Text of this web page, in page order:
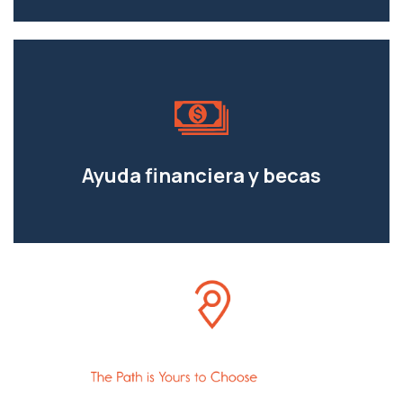
Ayuda financiera y becas